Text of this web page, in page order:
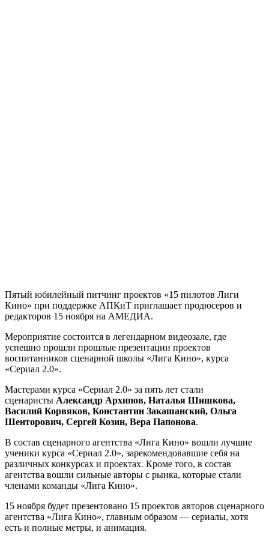
Пятый юбилейный питчинг проектов «15 пилотов Лиги
Кино» при поддержке АПКиТ приглашает продюсеров и
редакторов 15 ноября на АМЕДИА.
Мероприятие состоится в легендарном видеозале, где
успешно прошли прошлые презентации проектов
воспитанников сценарной школы «Лига Кино», курса
«Сериал 2.0».
Мастерами курса «Сериал 2.0» за пять лет стали
сценаристы Александр Архипов, Наталья Шишкова,
Василий Корвяков, Константин Закашанский, Ольга
Шенторович, Сергей Козин, Вера Папонова.
В состав сценарного агентства «Лига Кино» вошли лучшие
ученики курса «Сериал 2.0», зарекомендовавшие себя на
различных конкурсах и проектах. Кроме того, в состав
агентства вошли сильные авторы с рынка, которые стали
членами команды «Лига Кино».
15 ноября будет презентовано 15 проектов авторов сценарного
агентства «Лига Кино», главным образом — сериалы, хотя
есть и полные метры, и анимация.